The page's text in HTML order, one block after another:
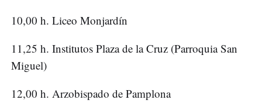
10,00 h. Liceo Monjardín
11,25 h. Institutos Plaza de la Cruz (Parroquia San
Miguel)
12,00 h. Arzobispado de Pamplona